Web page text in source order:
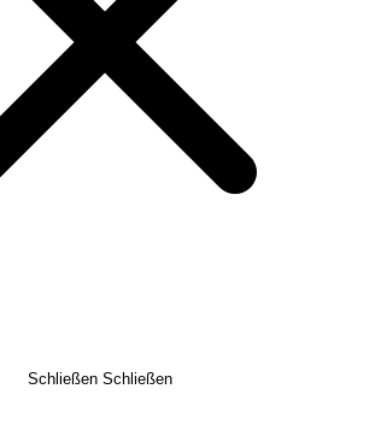
Schließen Schließen